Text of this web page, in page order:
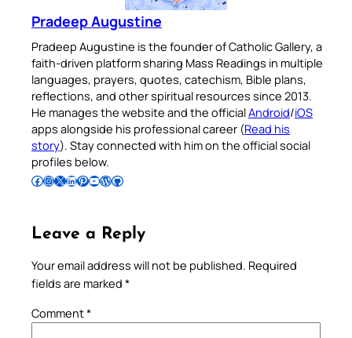
Pradeep Augustine
Pradeep Augustine is the founder of Catholic Gallery, a
faith-driven platform sharing Mass Readings in multiple
languages, prayers, quotes, catechism, Bible plans,
reflections, and other spiritual resources since 2013.
He manages the website and the officialAndroid/iOS
apps alongside his professional career (Read his
story). Stay connected with him on the official social
profiles below.
Follow Pradeep on Facebook Follow Pradeep on InstagramFollow Pradeep on X Follow Pradeep on LinkedIn Follow Pradeep on Pinterest Subscribe to Pradeep’s Youtube Channel Follow Pradeep on WordPress Follow Pradeep on GitHub
Leave a Reply
Your email address will not be published. Required
fields are marked *
Comment*